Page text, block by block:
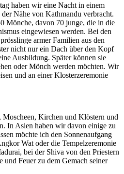
haben wir eine Nacht in einem
Nähe von Kathmandu verbracht.
Mönche, davon 70 junge, die in die
eingewiesen werden. Bei den
armer Familien aus den
nicht nur ein Dach über den Kopf
Ausbildung. Später können sie
oder Mönch werden möchten. Wir
und an einer Klosterzeremonie
Kirchen und Klöstern und
In Asien haben wir davon einige zu
möchte ich den Sonnenaufgang
Wat oder die Tempelzeremonie
bei der Shiva von den Priestern
und Feuer zu dem Gemach seiner